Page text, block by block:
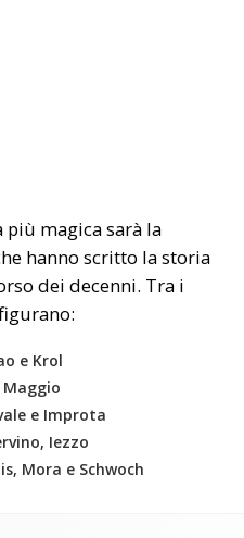
più magica sarà la
hanno scritto la storia
dei decenni. Tra i
e Krol
e Improta
Iezzo
Mora e Schwoch